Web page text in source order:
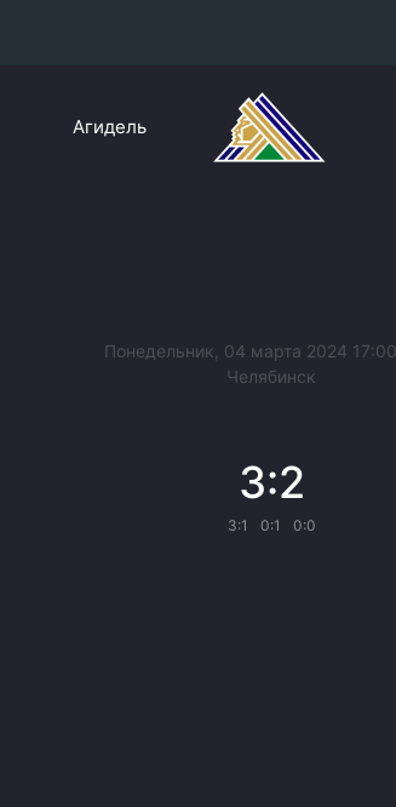
Конференция «Восток»
Агидель
Понедельник, 04 марта 2024
Челябинск
3:2
3:1 0:1 0:0